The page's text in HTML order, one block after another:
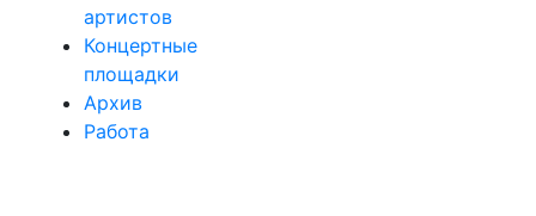
артистов
Концертные
площадки
Архив
Работа